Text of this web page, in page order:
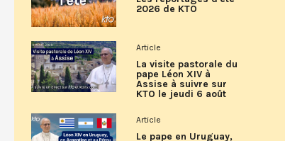
2026 de KTO
Article
La visite pastorale du
pape Léon XIV à
Assise à suivre sur
KTO le jeudi 6 août
Article
Le pape en Uruguay,